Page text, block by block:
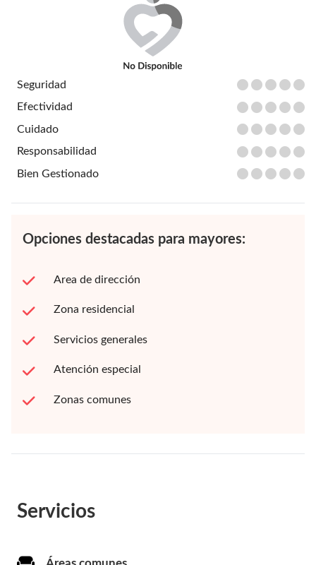
Seguridad
Efectividad
Cuidado
Responsabilidad
Bien Gestionado
Opciones destacadas para mayores:
Area de dirección
Zona residencial
Servicios generales
Atención especial
Zonas comunes
Servicios